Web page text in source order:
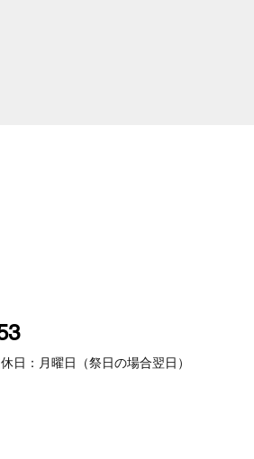
：月曜日（祭日の場合翌日）